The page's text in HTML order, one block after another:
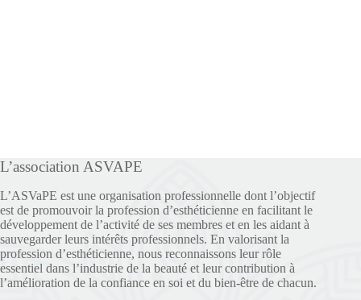
L’association ASVAPE
L’ASVaPE est une organisation professionnelle dont l’objectif
est de promouvoir la profession d’esthéticienne en facilitant le
développement de l’activité de ses membres et en les aidant à
sauvegarder leurs intérêts professionnels. En valorisant la
profession d’esthéticienne, nous reconnaissons leur rôle
essentiel dans l’industrie de la beauté et leur contribution à
l’amélioration de la confiance en soi et du bien-être de chacun.